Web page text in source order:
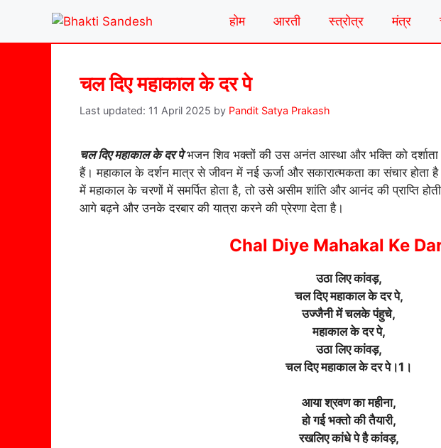
content
होम आरती स्त्रोत्र मंत्र
चल दिए महाकाल के दर पे
11 April 2025 by Pandit Satya Prakash
चल दिए महाकाल के दर पेभजन शिव भक्तों की उस अनंत आस्था और भक्ति को
हैं। महाकाल के दर्शन मात्र से जीवन में नई ऊर्जा और सकारात्मकता का संचार होता
में महाकाल के चरणों में समर्पित होता है, तो उसे असीम शांति और आनंद की प्राप्ति
आगे बढ़ने और उनके दरबार की यात्रा करने की प्रेरणा देता है।
Chal Diye Mahakal Ke
उठा लिए कांवड़,
चल दिए महाकाल के दर पे,
उज्जैनी में चलके पंहुचे,
महाकाल के दर पे,
उठा लिए कांवड़,
चल दिए महाकाल के दर पे।1।
आया श्रवण का महीना,
हो गई भक्तो की तैयारी,
रखलिए कांधे पे है कांवड़,